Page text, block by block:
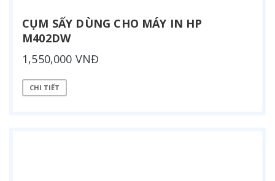
CỤM SẤY DÙNG CHO MÁY IN HP
M402DW
1,550,000 VNĐ
CHI TIẾT